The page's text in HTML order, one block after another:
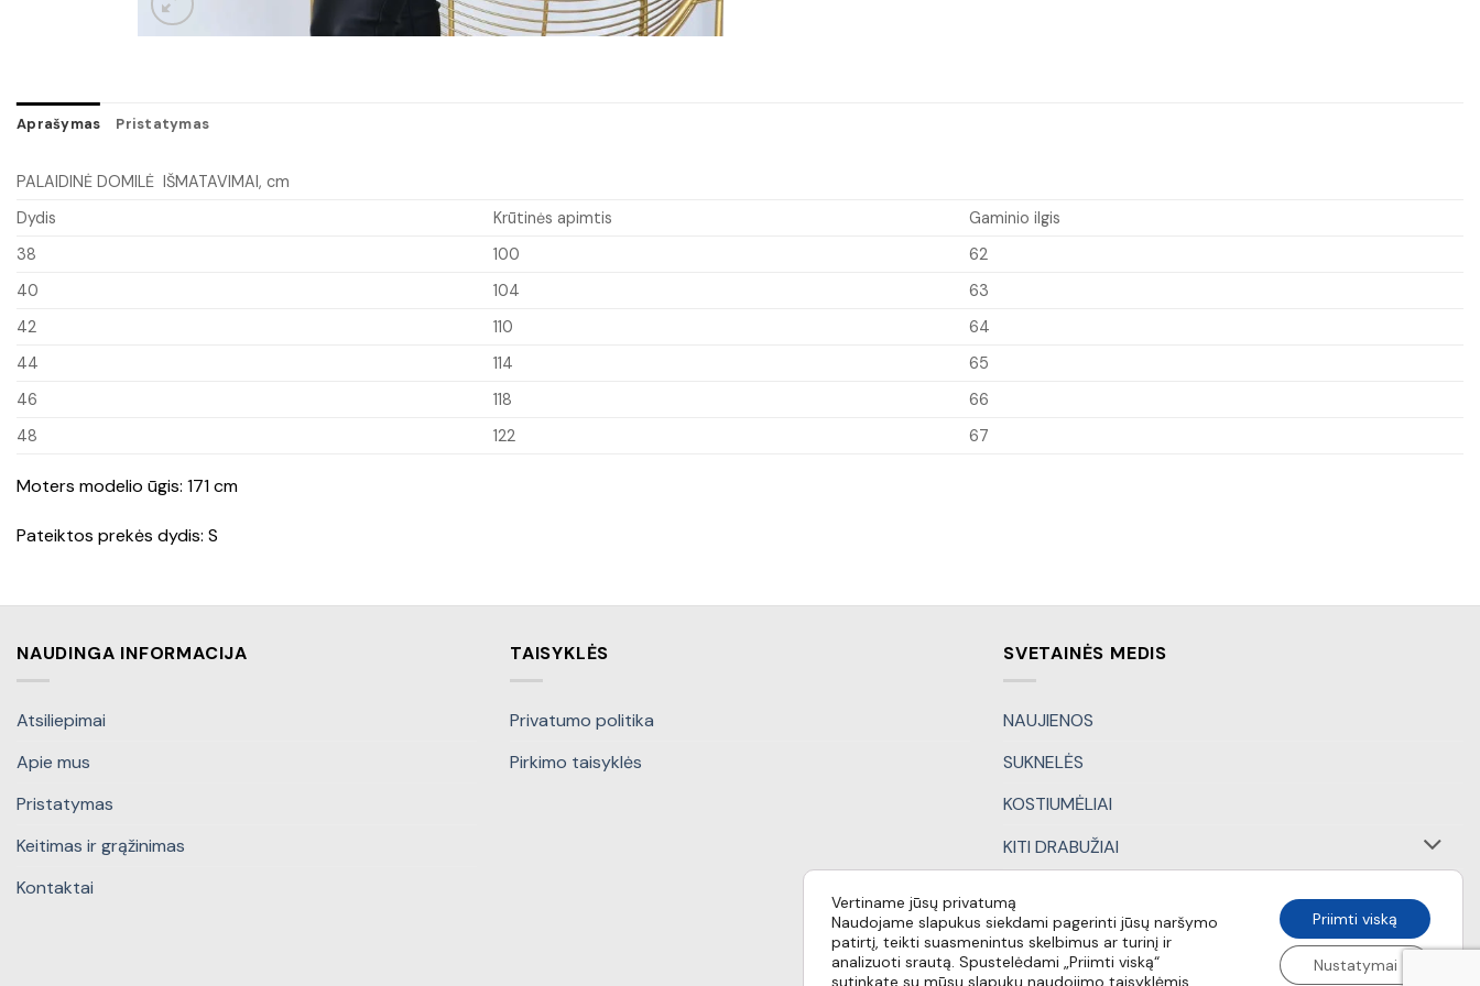
Aprašymas Pristatymas
PALAIDINĖ DOMILĖ IŠMATAVIMAI, cm
Dydis
Krūtinės apimtis
Gaminio ilgis
38
100
62
40
104
63
42
110
64
44
114
65
46
118
66
48
122 67
Moters modelio ūgis: 171 cm
Pateiktos prekės dydis: S
NAUDINGA INFORMACIJA
Atsiliepimai
Apie mus
Pristatymas
Keitimas ir grąžinimas
Kontaktai
TAISYKLĖS
Privatumo politika
Pirkimo taisyklės
SVETAINĖS MEDIS
NAUJIENOS
SUKNELĖS
KOSTIUMĖLIAI
KITI DRABUŽIAI
SPECIALŪS PASIŪLYMAI
Vertiname jūsų privatumą
Naudojame slapukus siekdami pagerinti jūsų naršymo
patirtį, teikti suasmenintus skelbimus ar turinį ir
analizuoti srautą. Spustelėdami „Priimti viską“
sutinkate su mūsų slapukų naudojimo taisyklėmis.
Priimti viską
Nustatymai